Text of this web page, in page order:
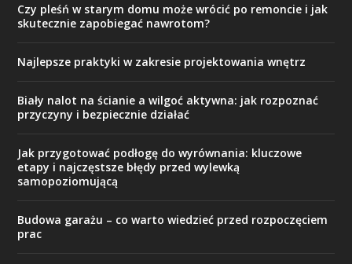
Czy pleśń w starym domu może wrócić po remoncie i jak
skutecznie zapobiegać nawrotom?
Najlepsze praktyki w zakresie projektowania wnętrz
Biały nalot na ścianie a wilgoć aktywna: jak rozpoznać
przyczyny i bezpiecznie działać
Jak przygotować podłogę do wyrównania: kluczowe
etapy i najczęstsze błędy przed wylewką
samopoziomującą
Budowa garażu – co warto wiedzieć przed rozpoczęciem
prac